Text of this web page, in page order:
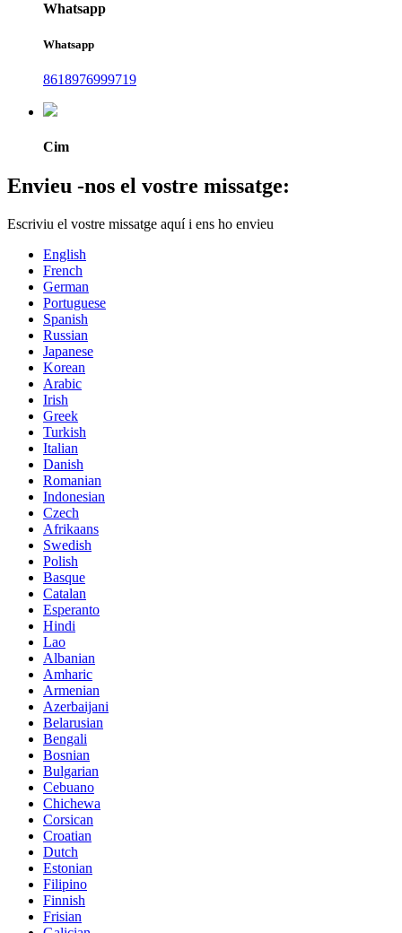
Whatsapp
Whatsapp
8618976999719
Cim
Envieu -nos el vostre missatge:
Escriviu el vostre missatge aquí i ens ho envieu
English
French
German
Portuguese
Spanish
Russian
Japanese
Korean
Arabic
Irish
Greek
Turkish
Italian
Danish
Romanian
Indonesian
Czech
Afrikaans
Swedish
Polish
Basque
Catalan
Esperanto
Hindi
Lao
Albanian
Amharic
Armenian
Azerbaijani
Belarusian
Bengali
Bosnian
Bulgarian
Cebuano
Chichewa
Corsican
Croatian
Dutch
Estonian
Filipino
Finnish
Frisian